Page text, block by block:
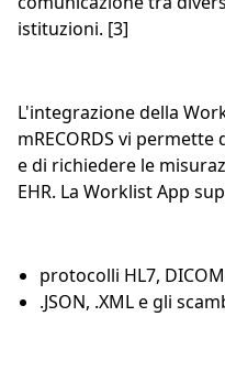
istituzioni. [3]
L'integrazione della
mRECORDS vi
e di richiedere le
EHR. La Worklist App
protocolli HL7,
.JSON, .XML e gli